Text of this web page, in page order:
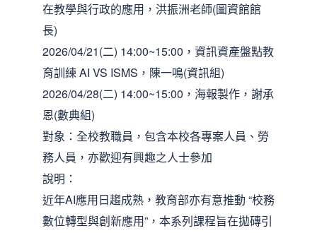
在教學與行政的應用，洪振洲老師(圖資館館
長)
2026/04/21(二) 14:00~15:00，資訊資產盤點教
育訓練 AI VS ISMS，陳一鳴(資訊組)
2026/04/28(二) 14:00~15:00，海報製作，謝承
恩(數典組)
對象：全校教職員，包含本校各專案人員、勞
務人員，亦歡迎有興趣之人士參加
說明：
近年AI應用日趨成熟，教育部亦有意推動 “校務
數位轉型與創新應用”，本系列課程旨在拋磚引